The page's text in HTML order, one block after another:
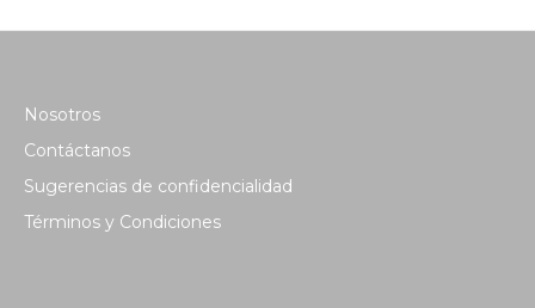
Nosotros
Contáctanos
Sugerencias de confidencialidad
Términos y Condiciones